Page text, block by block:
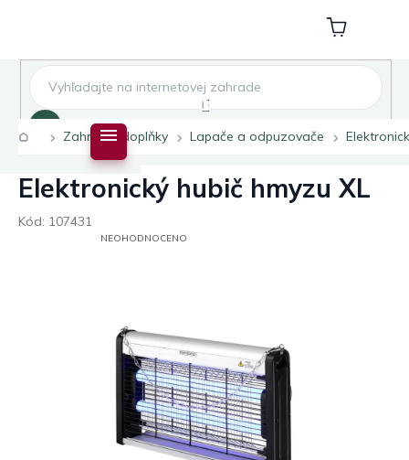
Nákupní
košík
DomůZahradní doplňky Lapače a odpuzovače
Elektronický hubič hmyzu XL
Kód: 107431
PRŮMĚRNÉNEOHODNOCENO